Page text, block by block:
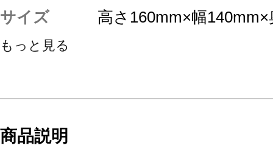
サイズ
高さ160mm×幅
もっと見る
商品説明